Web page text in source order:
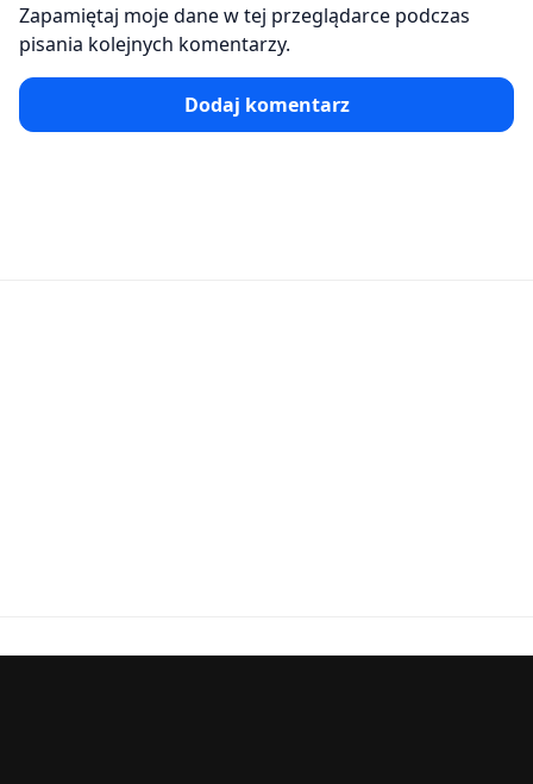
Zapamiętaj moje dane w tej przeglądarce podczas
pisania kolejnych komentarzy.
Dodaj komentarz